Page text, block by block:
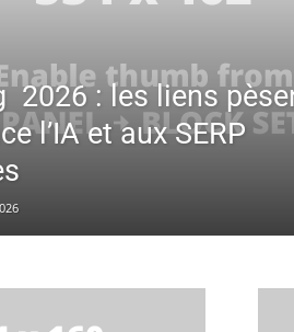
2026 : les liens
l’IA et aux SERP